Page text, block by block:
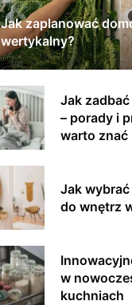
Jak zaplanować
wertykalny?
Jak
– porady i
warto znać
Jak
do wnętrz
w
kuchniach